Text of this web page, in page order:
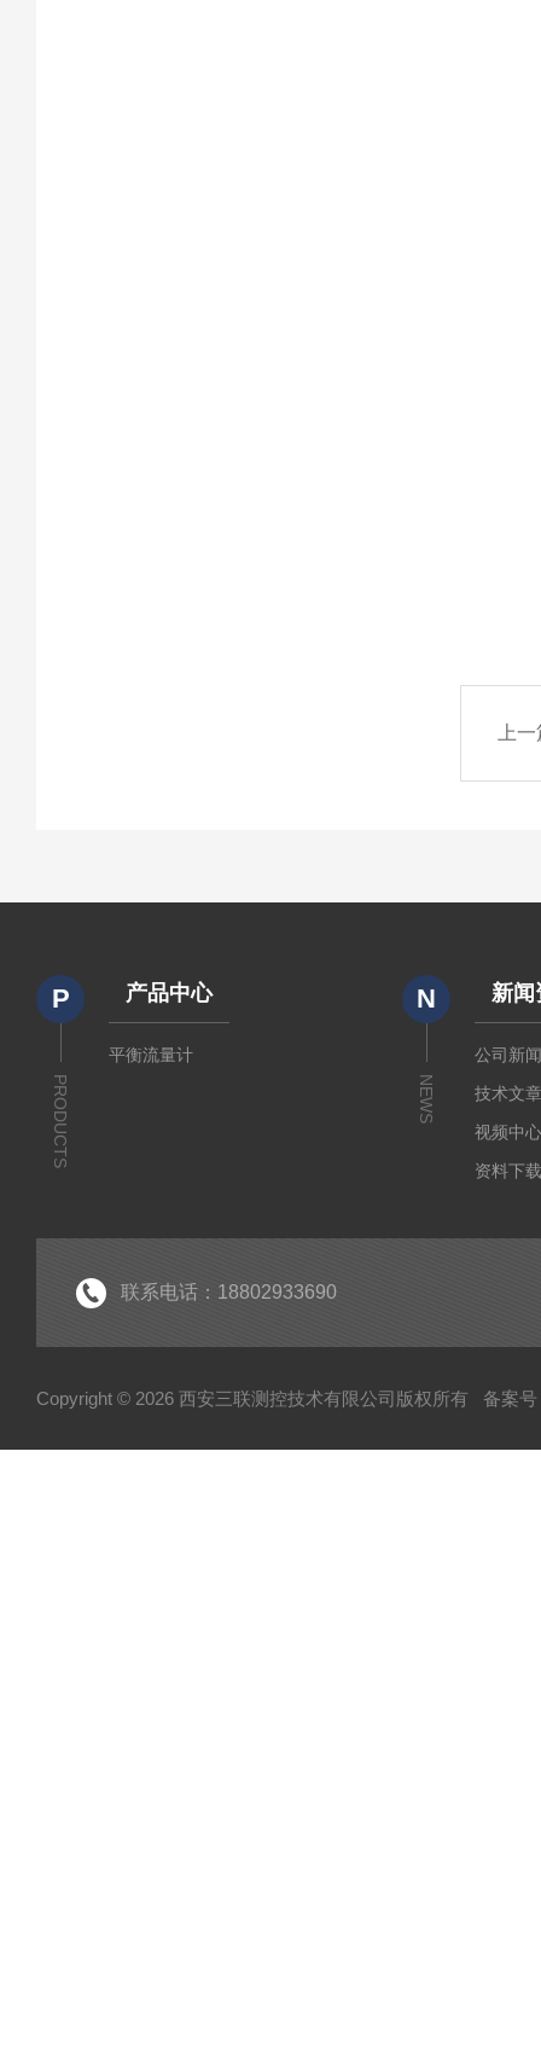
上
P
PRODUCTS
产品中心
平衡流量计
N
NEWS
新闻
公司新
技术文
视频中
资料下
联系电话：18802933690
Copyright © 2026 西安三联测控技术有限公司版权所有 备案号